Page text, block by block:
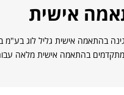
אישית
בהתאמה אישית גליל לוג בע"מ
ומתקדמים בהתאמה אישית מלאה עבור